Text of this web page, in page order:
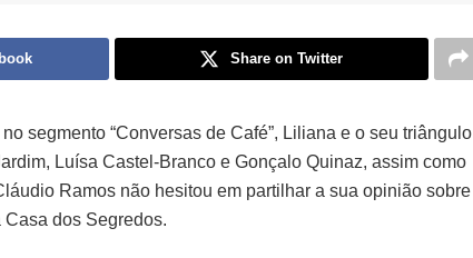
Share on Twitter
segmento “Conversas de Café”, Liliana e o seu triângulo
Luísa Castel-Branco e Gonçalo Quinaz, assim como
Ramos não hesitou em partilhar a sua opinião sobre
dos Segredos.